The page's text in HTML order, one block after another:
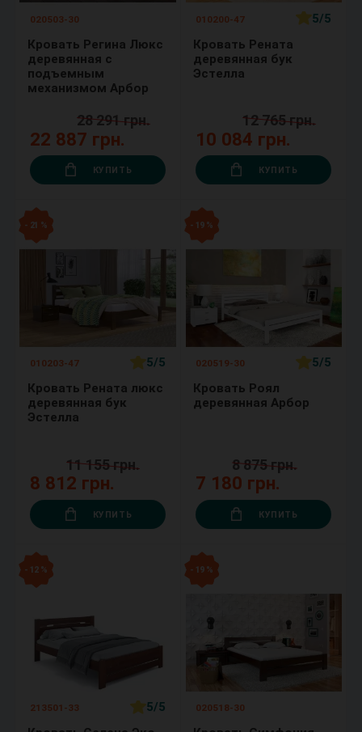
020503-30
Кровать Регина Люкс
деревянная с
подъемным
механизмом Арбор
22 887 грн.
28 291 грн.
КУПИТЬ
010200-47
5/5
Кровать Рената
деревянная бук
Эстелла
10 084 грн.
12 765 грн.
КУПИТЬ
- 21 %
010203-47
5/5
Кровать Рената люкс
деревянная бук
Эстелла
8 812 грн.
11 155 грн.
КУПИТЬ
- 19 %
020519-30
5/5
Кровать Роял
деревянная Арбор
7 180 грн.
8 875 грн.
КУПИТЬ
- 12 %
213501-33
5/5
- 19 %
020518-30